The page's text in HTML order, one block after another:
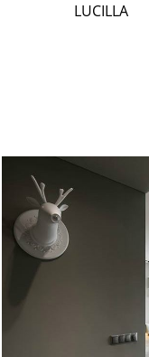
LUCILLA